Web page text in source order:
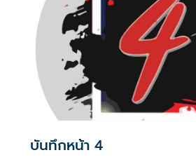
กูล” นายกรัฐมนตรีและรัฐมนตรีว่าการก
กับประกาศกลางวงประชุมคณะรัฐมนต
บันทึกหน้า 4